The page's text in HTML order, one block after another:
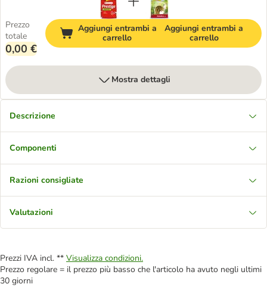
Prezzo
totale
0,00 €
Aggiungi entrambi a
carrello
Aggiungi entrambi a
carrello
Mostra dettagli
Descrizione
Componenti
Razioni consigliate
Valutazioni
Prezzi IVA incl. ** Visualizza condizioni.
Prezzo regolare = il prezzo più basso che l'articolo ha avuto negli ultimi
30 giorni